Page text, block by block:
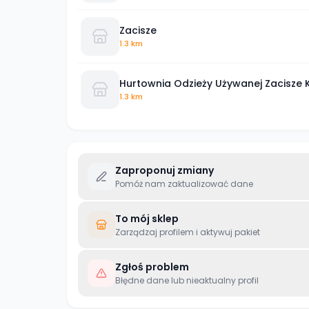
Zacisze
1.3 km
Hurtownia Odzieży Używanej Zacisze
1.3 km
Zaproponuj zmiany
Pomóż nam zaktualizować dane
To mój sklep
Zarządzaj profilem i aktywuj pakiet
Zgłoś problem
Błędne dane lub nieaktualny profil